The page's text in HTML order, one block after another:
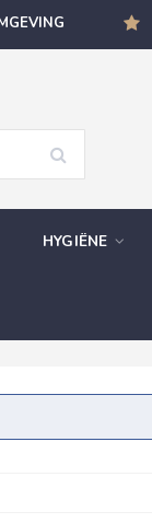
HYGIËNE